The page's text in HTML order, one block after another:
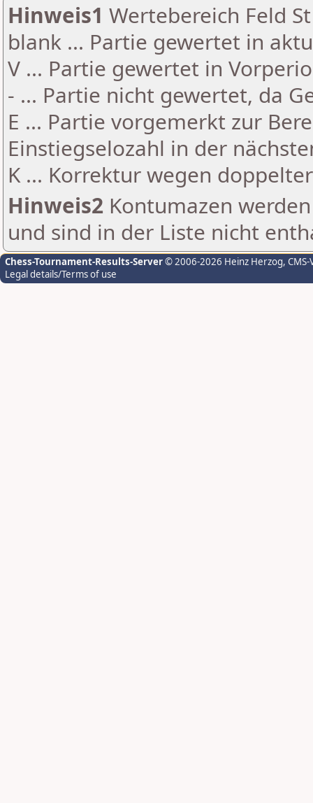
Hinweis1 Wertebereich Feld
blank ... Partie gewertet in
V ... Partie gewertet in
- ... Partie nicht gewertet, da
E ... Partie vorgemerkt zur
Einstiegselozahl in der
K ... Korrektur wegen
Hinweis2 Kontumazen
und sind in der Liste nicht
Chess-Tournament-Results-Server© 2006-2026 Heinz Herzog,
Legal details/Terms of use